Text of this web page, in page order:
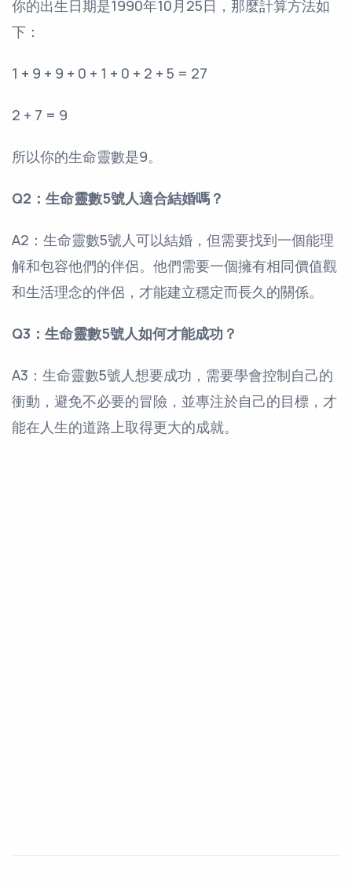
你的出生日期是1990年10月25日，那麼計算方法如
下：
1 + 9 + 9 + 0 + 1 + 0 + 2 + 5 = 27
2 + 7 = 9
所以你的生命靈數是9。
Q2：生命靈數5號人適合結婚嗎？
A2：生命靈數5號人可以結婚，但需要找到一個能理
解和包容他們的伴侶。他們需要一個擁有相同價值觀
和生活理念的伴侶，才能建立穩定而長久的關係。
Q3：生命靈數5號人如何才能成功？
A3：生命靈數5號人想要成功，需要學會控制自己的
衝動，避免不必要的冒險，並專注於自己的目標，才
能在人生的道路上取得更大的成就。